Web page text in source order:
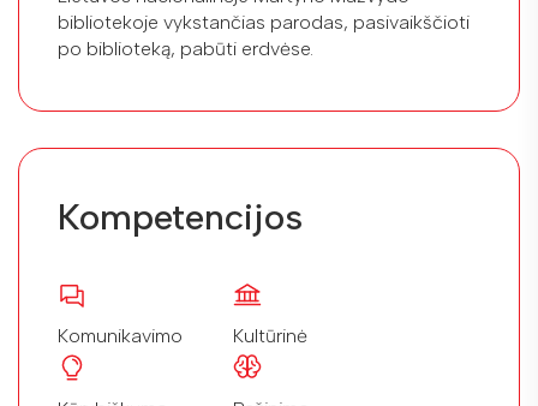
bibliotekoje vykstančias parodas, pasivaikščioti
po biblioteką, pabūti erdvėse.
Kompetencijos
Komunikavimo Kultūrinė